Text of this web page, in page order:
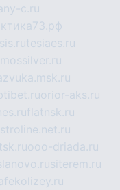
c.ru
tesiaes.ru
mossilver.ru
orior-aks.ru
flatnsk.ru
ooo-driada.ru
siterem.ru